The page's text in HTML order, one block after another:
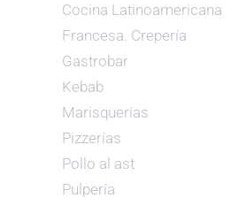
Cocina Latinoamericana
Francesa. Crepería
Gastrobar
Kebab
Marisquerías
Pizzerías
Pollo al ast
Pulpería